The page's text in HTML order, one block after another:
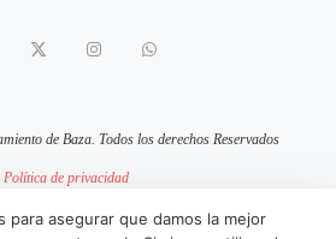
de Baza. Todos los derechos Reservados
Política de privacidad
Política de cookies
para asegurar que damos la mejor